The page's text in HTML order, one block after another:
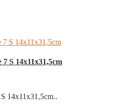
S 14x11x31,5cm
14x11x31,5cm..